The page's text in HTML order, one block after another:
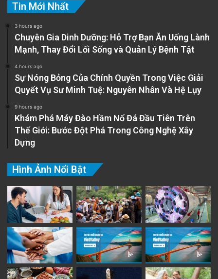
Tin Mới Nhất
3 hours ago
Chuyên Gia Dinh Dưỡng: Hỗ Trợ Bạn Ăn Uống Lành
Mạnh, Thay Đổi Lối Sống và Quản Lý Bệnh Tật
4 hours ago
Sự Nóng Bỏng Của Chính Quyền Trong Việc Giải
Quyết Vụ Sư Minh Tuệ: Nguyên Nhân Và Hệ Lụy
9 hours ago
Khám Phá Máy Đào Hầm Nổ Đá Đầu Tiên Trên
Thế Giới: Bước Đột Phá Trong Công Nghệ Xây
Dựng
Hình Ảnh Nổi Bật